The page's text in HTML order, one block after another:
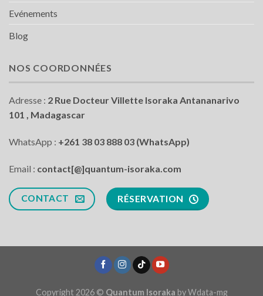
Evénements
Blog
NOS COORDONNÉES
Adresse : 2 Rue Docteur Villette Isoraka Antananarivo
101 , Madagascar
WhatsApp : +261 38 03 888 03 (WhatsApp)
Email : contact[@]quantum-isoraka.com
CONTACT RÉSERVATION
Copyright 2026 © Quantum Isoraka byWdata-mg